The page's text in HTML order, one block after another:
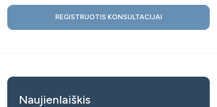
REGISTRUOTIS KONSULTACIJAI
Naujienlaiškis